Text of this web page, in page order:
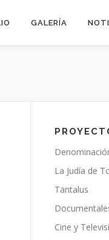
GALERÍA
La Judía de
Tantalus
Cine y